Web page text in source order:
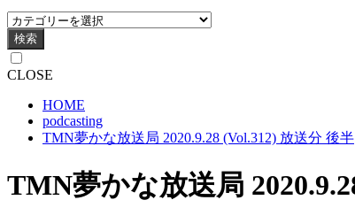
検索
CLOSE
HOME
podcasting
TMN夢かな放送局 2020.9.28 (Vol.312) 放送分 後半
TMN夢かな放送局